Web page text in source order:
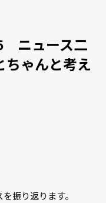
ニュース二
ちゃんと考え
振り返ります。